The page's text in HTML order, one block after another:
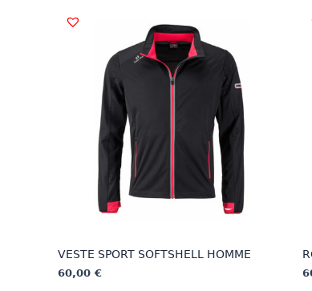
VESTE SPORT SOFTSHELL HOMME
60,00 €